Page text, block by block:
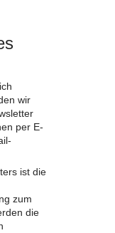
wir
per E-
ist die
zum
die